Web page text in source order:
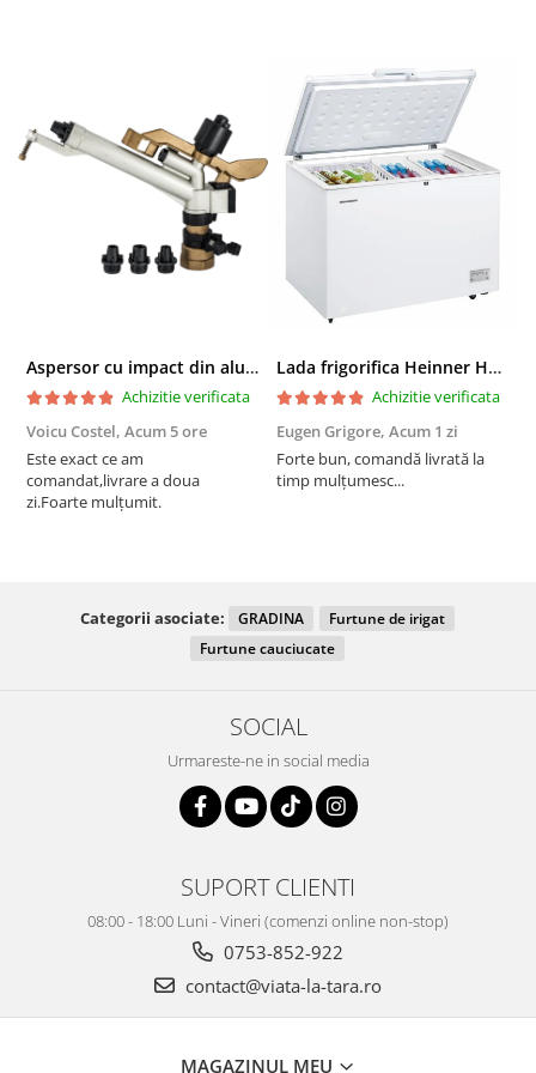
Aspersor cu impact din aluminiu cu FI, Presiune (bar)1.5-5, Diametru de aspersie (m)32-58
Achizitie verificata
Voicu Costel, Acum 5 ore
Este exact ce am
comandat,livrare a doua
zi.Foarte mulțumit.
Lada frigorifica Heinner HCF-287CNHE++, 287 l, Clasa E, Compresor inverter, Iluminare LED, Functionalitate frigider, Alb
Achizitie verificata
Eugen Grigore, Acum 1 zi
Forte bun, comandă livrată la
timp mulțumesc...
Categorii asociate: GRADINA
Furtune de irigat
Furtune cauciucate
SOCIAL
Urmareste-ne in social media
SUPORT CLIENTI
08:00 - 18:00 Luni - Vineri (comenzi online non-stop)
0753-852-922
contact@viata-la-tara.ro
MAGAZINUL MEU